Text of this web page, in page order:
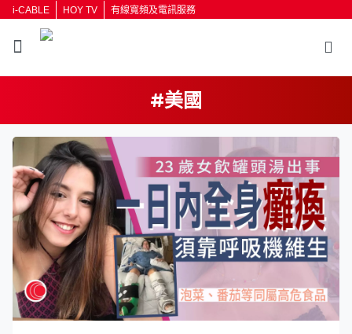
i-CABLE HOY TV 有線寬頻及電訊服務
#美國
按輸入鍵開始搜尋